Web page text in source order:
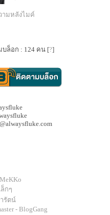
ามหลังไมค์
บล็อก : 124 คน [?]
ล็กๆ
รัตน์
- BlogGang